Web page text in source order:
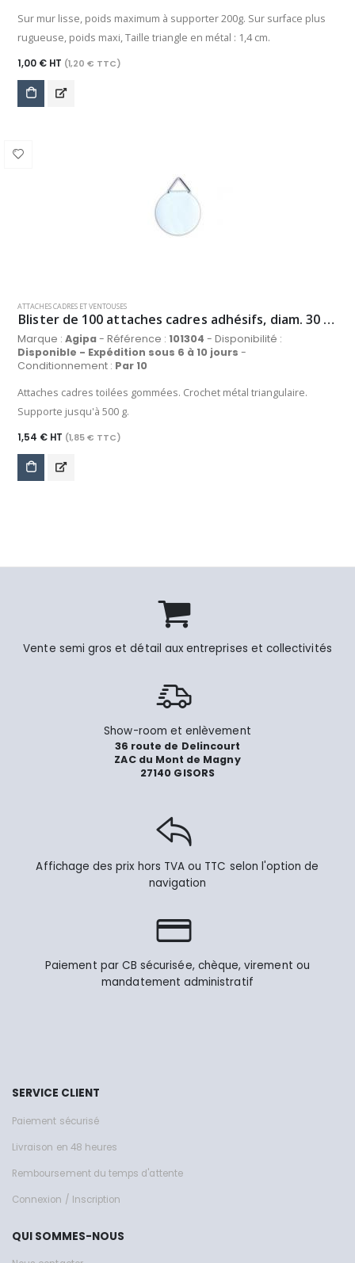
Sur mur lisse, poids maximum à supporter 200g. Sur surface plus
rugueuse, poids maxi, Taille triangle en métal : 1,4 cm.
1,00 € HT (1,20 € TTC)
ATTACHES CADRES ET VENTOUSES
Blister de 100 attaches cadres adhésifs, diam. 30 mm
Marque :Agipa- Référence : 101304 - Disponibilité :
Disponible - Expédition sous 6 à 10 jours -
Conditionnement : Par 10
Attaches cadres toilées gommées. Crochet métal triangulaire.
Supporte jusqu'à 500 g.
1,54 € HT (1,85 € TTC)
Vente semi gros et détail aux entreprises et collectivités
Show-room et enlèvement
36 route de Delincourt
ZAC du Mont de Magny
27140 GISORS
Affichage des prix hors TVA ou TTC selon l'option de
navigation
Paiement par CB sécurisée, chèque, virement ou
mandatement administratif
SERVICE CLIENT
Paiement sécurisé
Livraison en 48 heures
Remboursement du temps d'attente
Connexion / Inscription
QUI SOMMES-NOUS